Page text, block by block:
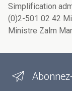
Simplification
(0)2-501 02 42
Ministre Zalm